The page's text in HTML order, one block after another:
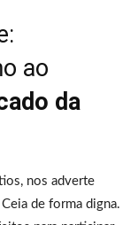
ao
da
nos adverte
de forma digna.